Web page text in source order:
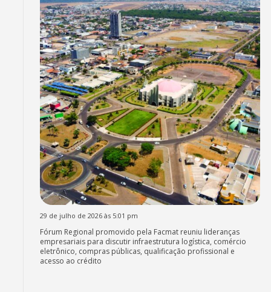
29 de julho de 2026 às 5:01 pm
Fórum Regional promovido pela Facmat reuniu lideranças
empresariais para discutir infraestrutura logística, comércio
eletrônico, compras públicas, qualificação profissional e
acesso ao crédito